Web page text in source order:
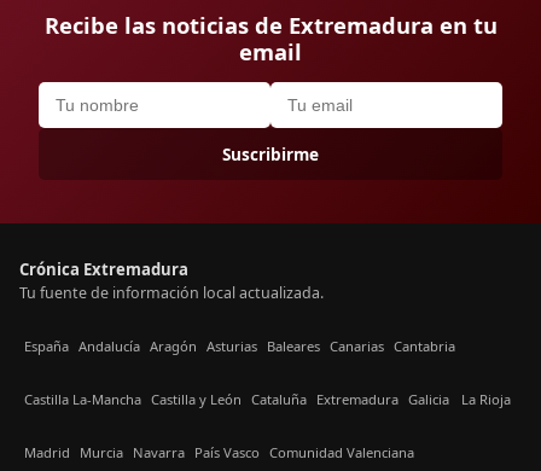
Recibe las noticias de Extremadura en tu
email
Suscribirme
Crónica Extremadura
Tu fuente de información local actualizada.
España Andalucía Aragón Asturias Baleares Canarias Cantabria
Castilla La-Mancha Castilla y León Cataluña Extremadura Galicia La Rioja
Madrid Murcia Navarra País Vasco Comunidad Valenciana